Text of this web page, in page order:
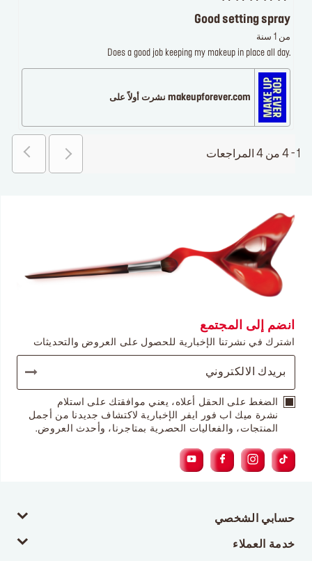
Good setting spray
من 1 سنة
Does a good job keeping my makeup in place all day.
makeupforever.com نشرت أولاً على
1 - 4 من 4 المراجعات
انضم إلى المجتمع
اشترك في نشرتنا الإخبارية للحصول على العروض والتحديثات
الضغط على الحقل أعلاه، يعني موافقتك على استلام
نشرة ميك اب فور ايفر الإخبارية لاكتشاف جديدنا من أجمل
المنتجات، والفعاليات الحصرية بمتاجرنا، وأحدث العروض.
حسابي الشخصي
خدمة العملاء